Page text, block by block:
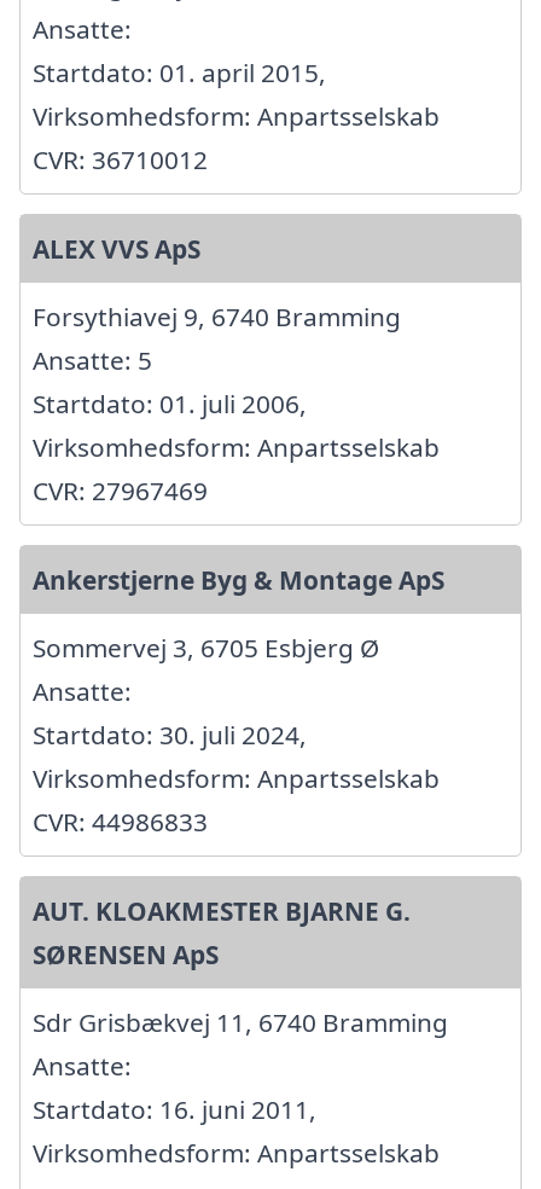
Ansatte:
Startdato: 01. april 2015,
Virksomhedsform: Anpartsselskab
CVR: 36710012
ALEX VVS ApS
Forsythiavej 9, 6740 Bramming
Ansatte: 5
Startdato: 01. juli 2006,
Virksomhedsform: Anpartsselskab
CVR: 27967469
Ankerstjerne Byg & Montage ApS
Sommervej 3, 6705 Esbjerg Ø
Ansatte:
Startdato: 30. juli 2024,
Virksomhedsform: Anpartsselskab
CVR: 44986833
AUT. KLOAKMESTER BJARNE G.
SØRENSEN ApS
Sdr Grisbækvej 11, 6740 Bramming
Ansatte:
Startdato: 16. juni 2011,
Virksomhedsform: Anpartsselskab